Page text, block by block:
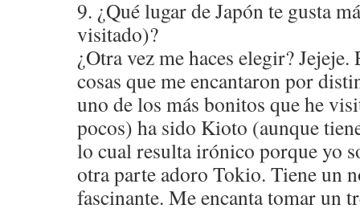
9. ¿Qué lugar de Japón te gusta
visitado)?
¿Otra vez me haces elegir?
cosas que me encantaron por
uno de los más bonitos que he
pocos) ha sido Kioto (aunque
lo cual resulta irónico porque yo
otra parte adoro Tokio. Tiene un
fascinante. Me encanta tomar un